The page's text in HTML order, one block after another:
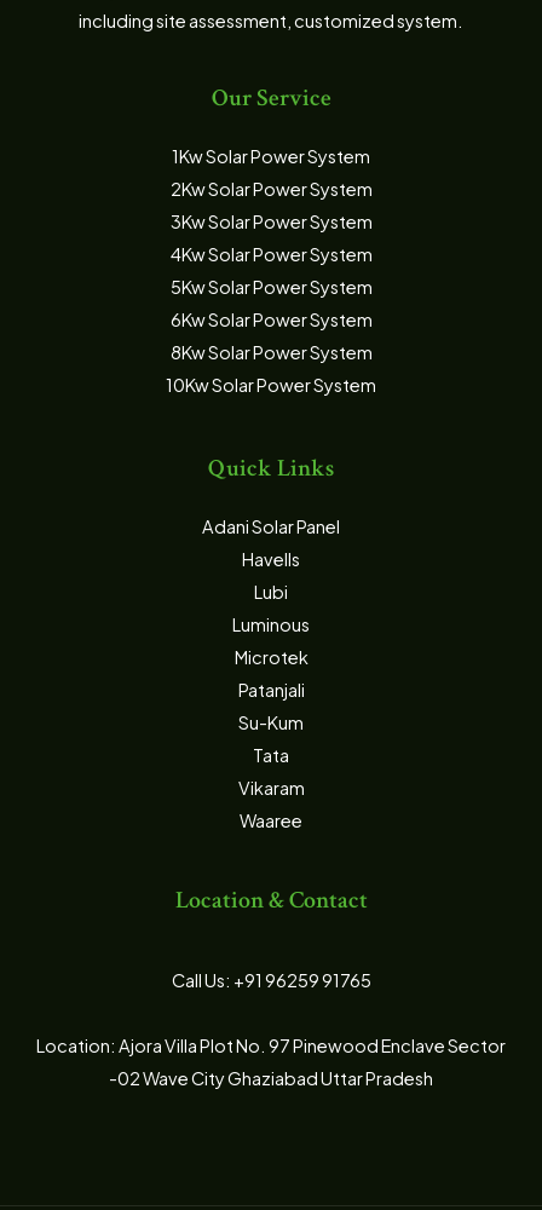
including site assessment, customized system.
Our Service
1Kw Solar Power System
2Kw Solar Power System
3Kw Solar Power System
4Kw Solar Power System
5Kw Solar Power System
6Kw Solar Power System
8Kw Solar Power System
10Kw Solar Power System
Quick Links
Adani Solar Panel
Havells
Lubi
Luminous
Microtek
Patanjali
Su-Kum
Tata
Vikaram
Waaree
Location & Contact
Call Us: +91 96259 91765
Location: Ajora Villa Plot No. 97 Pinewood Enclave Sector
-02 Wave City Ghaziabad Uttar Pradesh